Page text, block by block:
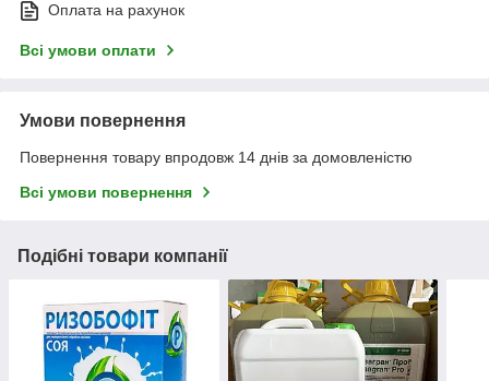
Оплата на рахунок
Всі умови оплати
Умови повернення
Повернення товару впродовж 14 днів за домовленістю
Всі умови повернення
Подібні товари компанії